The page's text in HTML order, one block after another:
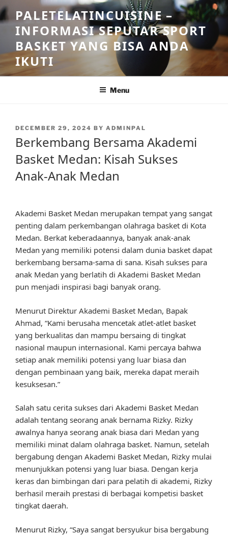
Skip
to
content
PALETELATINCUISINE –
INFORMASI SEPUTAR SPORT
BASKET YANG BISA ANDA
IKUTI
Menu
POSTED
DECEMBER 29, 2024 BY ADMINPAL
Berkembang Bersama Akademi
Basket Medan: Kisah Sukses
Anak-Anak Medan
Akademi Basket Medan merupakan tempat yang sangat
penting dalam perkembangan olahraga basket di Kota
Medan. Berkat keberadaannya, banyak anak-anak
Medan yang memiliki potensi dalam dunia basket dapat
berkembang bersama-sama di sana. Kisah sukses para
anak Medan yang berlatih di Akademi Basket Medan
pun menjadi inspirasi bagi banyak orang.
Menurut Direktur Akademi Basket Medan, Bapak
Ahmad, “Kami berusaha mencetak atlet-atlet basket
yang berkualitas dan mampu bersaing di tingkat
nasional maupun internasional. Kami percaya bahwa
setiap anak memiliki potensi yang luar biasa dan
dengan pembinaan yang baik, mereka dapat meraih
kesuksesan.”
Salah satu cerita sukses dari Akademi Basket Medan
adalah tentang seorang anak bernama Rizky. Rizky
awalnya hanya seorang anak biasa dari Medan yang
memiliki minat dalam olahraga basket. Namun, setelah
bergabung dengan Akademi Basket Medan, Rizky mulai
menunjukkan potensi yang luar biasa. Dengan kerja
keras dan bimbingan dari para pelatih di akademi, Rizky
berhasil meraih prestasi di berbagai kompetisi basket
tingkat daerah.
Menurut Rizky, “Saya sangat bersyukur bisa bergabung